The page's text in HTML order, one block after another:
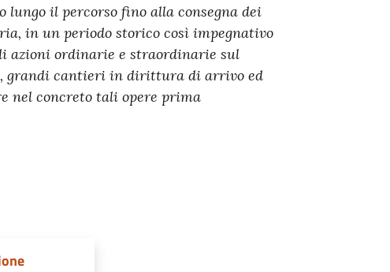
il percorso fino alla consegna dei
in un periodo storico così impegnativo
azioni ordinarie e straordinarie sul
grandi cantieri in dirittura di arrivo ed
nel concreto tali opere prima